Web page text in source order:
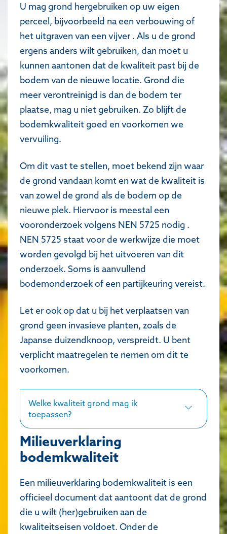
U mag grond hergebruiken op uw eigen
perceel, bijvoorbeeld na een verbouwing of
het uitgraven van een vijver . Als u de grond
ergens anders wilt gebruiken, dan moet u
kunnen aantonen dat de kwaliteit past bij de
bodem van de nieuwe locatie. Grond die
meer verontreinigd is dan de bodem ter
plaatse, mag u niet gebruiken. Zo blijft de
bodemkwaliteit goed en voorkomen we
vervuiling.
Om dit vast te stellen, moet bekend zijn waar
de grond vandaan komt en wat de kwaliteit is
van zowel de grond als de bodem op de
nieuwe plek. Hiervoor is meestal een
vooronderzoekvolgens NEN 5725 nodig .
NEN 5725 staat voor de werkwijze die moet
worden gevolgd bij het uitvoeren van dit
onderzoek. Soms is aanvullend
bodemonderzoek of een partijkeuring vereist.
Let er ook op dat u bij het verplaatsen van
grond geen invasieve planten, zoals de
Japanse duizendknoop, verspreidt. U bent
verplicht maatregelen te nemen om dit te
voorkomen.
Welke kwaliteit grond mag ik
toepassen?
Milieuverklaring
bodemkwaliteit
Een milieuverklaring bodemkwaliteit is een
officieel document dat aantoont dat de grond
die u wilt (her)gebruiken aan de
kwaliteitseisen voldoet. Onder de